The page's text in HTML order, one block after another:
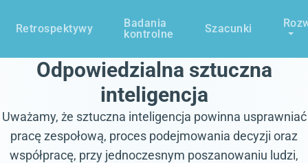
Retrospektywy
Badania
kontrolne
Szacunki
Odpowiedzialna sztuczna
inteligencja
Uważamy, że sztuczna inteligencja powinna usprawniać
pracę zespołową, proces podejmowania decyzji oraz
współpracę, przy jednoczesnym poszanowaniu ludzi,